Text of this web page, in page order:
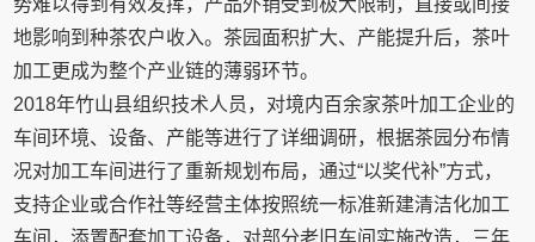
势难以得到有效发挥，产品外销受到极大限制，直接或间接
地影响到种茶农户收入。茶园面积扩大、产能提升后，茶叶
加工更成为整个产业链的薄弱环节。
2018年竹山县组织技术人员，对境内百余家茶叶加工企业的
车间环境、设备、产能等进行了详细调研，根据茶园分布情
况对加工车间进行了重新规划布局，通过“以奖代补”方式，
支持企业或合作社等经营主体按照统一标准新建清洁化加工
车间，添置配套加工设备，对部分老旧车间实施改造，三年